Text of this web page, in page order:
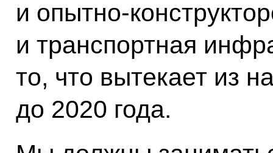
и опытно-
и транспортная
то, что вытекает из
до 2020 года.